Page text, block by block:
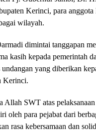
Kerinci, para
wilayah.
dimintai tanggapan
kasih kepada pemerintah
yang diberikan
Kerinci.
Allah SWT atas
oleh para pejabat dari
rasa kebersamaan dan